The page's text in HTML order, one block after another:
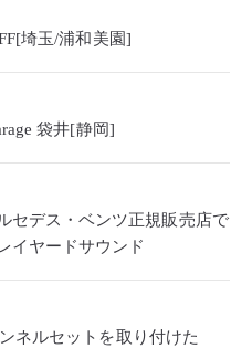
埼玉/浦和美園]
袋井[静岡]
セデス・ベンツ正規販売店で
イヤードサウンド
ネルセットを取り付けた